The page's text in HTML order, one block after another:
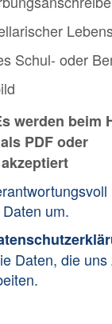
Schul- oder
werden beim
PDF oder
um.
Daten, die